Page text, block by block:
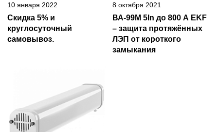
10 января 2022
Скидка 5% и
круглосуточный
самовывоз.
8 октября 2021
ВА-99М 5In до 800 А EKF
– защита протяжённых
ЛЭП от короткого
замыкания